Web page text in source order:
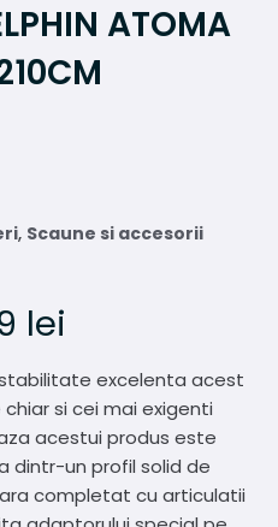
ATOMA
, Scaune si accesorii
lei
excelenta acest
si cei mai exigenti
acestui produs este
dintr-un profil solid de
completat cu articulatii